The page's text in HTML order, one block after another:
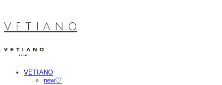
V E T I A N O
VETIANO
new♡